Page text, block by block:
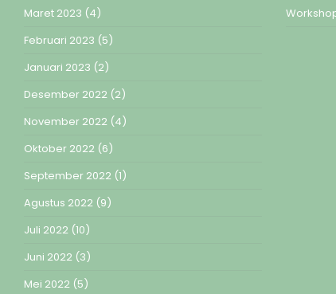
Maret 2023 (4)
Februari 2023 (5)
Januari 2023 (2)
Desember 2022 (2)
November 2022 (4)
Oktober 2022 (6)
September 2022 (1)
Agustus 2022 (9)
Juli 2022 (10)
Juni 2022 (3)
Mei 2022 (5)